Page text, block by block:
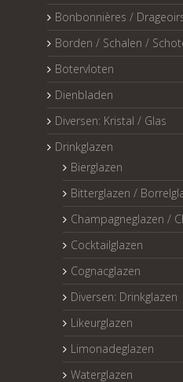
Bonbonnières /
Borden / Schalen /
Botervloten
Dienbladen
Diversen: Kristal / Glas
Drinkglazen
Bierglazen
Bitterglazen /
Champagneglazen /
Cocktailglazen
Cognacglazen
Diversen: Drinkglazen
Likeurglazen
Limonadeglazen
Waterglazen